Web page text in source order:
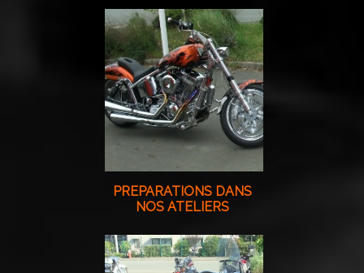
PREPARATIONS DANS
NOS ATELIERS